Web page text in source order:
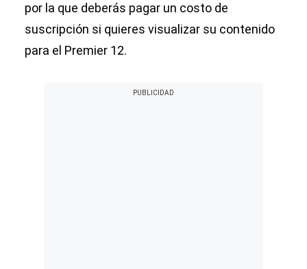
por la que deberás pagar un costo de
suscripción si quieres visualizar su contenido
para el Premier 12.